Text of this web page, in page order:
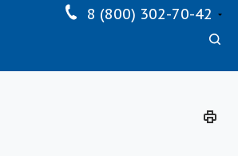
8 (800) 302-70-42